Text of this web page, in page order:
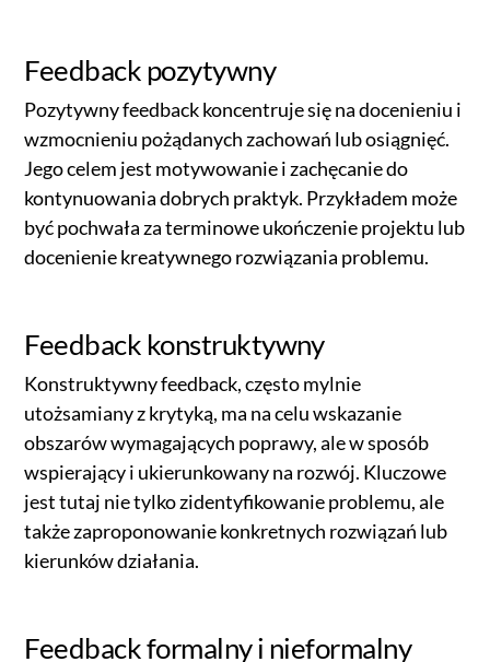
Feedback pozytywny
Pozytywny feedback koncentruje się na docenieniu i
wzmocnieniu pożądanych zachowań lub osiągnięć.
Jego celem jest motywowanie i zachęcanie do
kontynuowania dobrych praktyk. Przykładem może
być pochwała za terminowe ukończenie projektu lub
docenienie kreatywnego rozwiązania problemu.
Feedback konstruktywny
Konstruktywny feedback, często mylnie
utożsamiany z krytyką, ma na celu wskazanie
obszarów wymagających poprawy, ale w sposób
wspierający i ukierunkowany na rozwój. Kluczowe
jest tutaj nie tylko zidentyfikowanie problemu, ale
także zaproponowanie konkretnych rozwiązań lub
kierunków działania.
Feedback formalny i nieformalny